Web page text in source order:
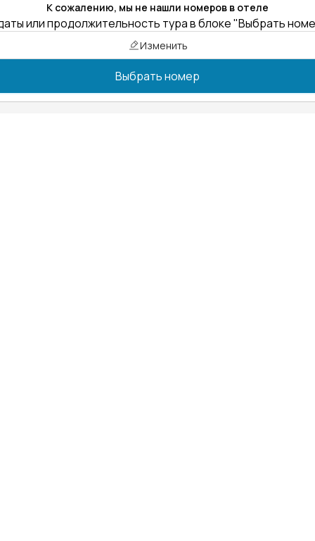
К сожалению, мы не нашли номеров в отеле
или продолжительность тура в блоке "Выбрать
Изменить
Выбрать номер